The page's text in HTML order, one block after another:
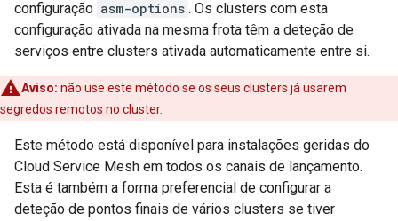
configuração asm-options . Os clusters com esta
configuração ativada na mesma frota têm a deteção de
serviços entre clusters ativada automaticamente entre si.
Aviso: não use este método se os seus clusters já usarem
segredos remotos no cluster.
Este método está disponível para instalações geridas do
Cloud Service Mesh em todos os canais de lançamento.
Esta é também a forma preferencial de configurar a
deteção de pontos finais de vários clusters se tiver